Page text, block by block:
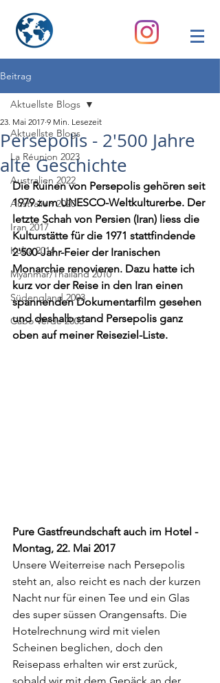
Beitrag
Aktuellste Blogs
La Réunion 2023
Australien 2022
Australien 2020
Iran 2017
Kuba 2014
Myanmar/Thailand 2010
Südengland 2003
Cabo Verde 2003
Aktuellste Blogs
Persepolis - 2'500 Jahre
alte Geschichte
23. Mai 2017 9 Min. Lesezeit
Die Ruinen von Persepolis gehören seit
1979 zum UNESCO-Weltkulturerbe. Der
letzte Schah von Persien (Iran) liess die
Kulturstätte für die 1971 stattfindende
2'500-Jahr-Feier der Iranischen
Monarchie renovieren. Dazu hatte ich
kurz vor der Reise in den Iran einen
spannenden Dokumentarfilm gesehen
und deshalb stand Persepolis ganz
oben auf meiner Reiseziel-Liste.
Pure Gastfreundschaft auch im Hotel -
Montag, 22. Mai 2017
Unsere Weiterreise nach Persepolis
steht an, also reicht es nach der kurzen
Nacht nur für einen Tee und ein Glas
des super süssen Orangensafts. Die
Hotelrechnung wird mit vielen
Scheinen beglichen, doch den
Reisepass erhalten wir erst zurück,